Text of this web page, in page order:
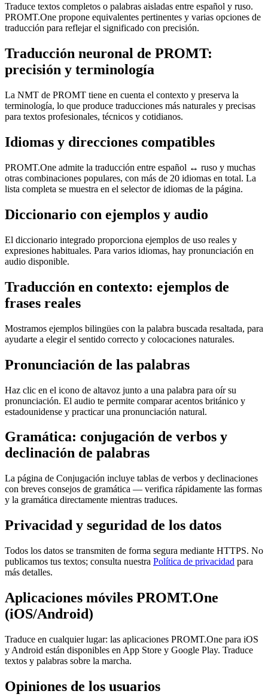
Traduce textos completos o palabras aisladas entre español y ruso.
PROMT.One propone equivalentes pertinentes y varias opciones de
traducción para reflejar el significado con precisión.
Traducción neuronal de PROMT:
precisión y terminología
La NMT de PROMT tiene en cuenta el contexto y preserva la
terminología, lo que produce traducciones más naturales y precisas
para textos profesionales, técnicos y cotidianos.
Idiomas y direcciones compatibles
PROMT.One admite la traducción entre español ↔ ruso y muchas
otras combinaciones populares, con más de 20 idiomas en total. La
lista completa se muestra en el selector de idiomas de la página.
Diccionario con ejemplos y audio
El diccionario integrado proporciona ejemplos de uso reales y
expresiones habituales. Para varios idiomas, hay pronunciación en
audio disponible.
Traducción en contexto: ejemplos de
frases reales
Mostramos ejemplos bilingües con la palabra buscada resaltada, para
ayudarte a elegir el sentido correcto y colocaciones naturales.
Pronunciación de las palabras
Haz clic en el icono de altavoz junto a una palabra para oír su
pronunciación. El audio te permite comparar acentos británico y
estadounidense y practicar una pronunciación natural.
Gramática: conjugación de verbos y
declinación de palabras
La página de Conjugación incluye tablas de verbos y declinaciones
con breves consejos de gramática — verifica rápidamente las formas
y la gramática directamente mientras traduces.
Privacidad y seguridad de los datos
Todos los datos se transmiten de forma segura mediante HTTPS. No
publicamos tus textos; consulta nuestra Política de privacidad para
más detalles.
Aplicaciones móviles PROMT.One
(iOS/Android)
Traduce en cualquier lugar: las aplicaciones PROMT.One para iOS
y Android están disponibles en App Store y Google Play. Traduce
textos y palabras sobre la marcha.
Opiniones de los usuarios